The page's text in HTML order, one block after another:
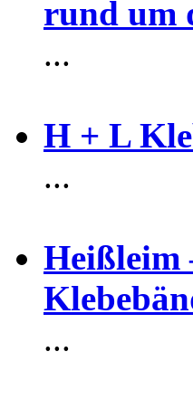
rund um
...
H + L
...
Heißleim
...